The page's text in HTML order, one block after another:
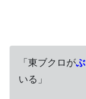
「東ブクロがぶ
いる」